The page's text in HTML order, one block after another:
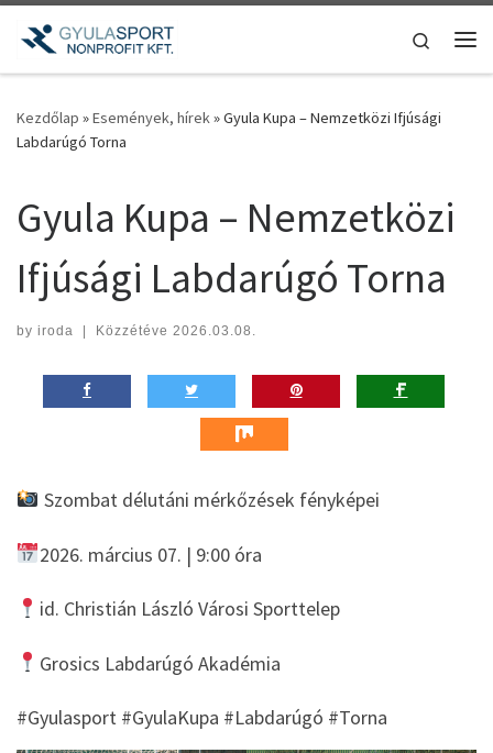
Teljes tartalom megjelenítése
Search
Kezdőlap »Események, hírek»Gyula Kupa – Nemzetközi Ifjúsági
Labdarúgó Torna
Gyula Kupa – Nemzetközi
Ifjúsági Labdarúgó Torna
by iroda | Közzétéve 2026.03.08.
Szombat délutáni mérkőzések fényképei
2026. március 07. | 9:00 óra
id. Christián László Városi Sporttelep
Grosics Labdarúgó Akadémia
#Gyulasport #GyulaKupa #Labdarúgó #Torna